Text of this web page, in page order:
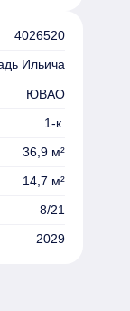
4026520
Ильича
ЮВАО
1-к.
36,9 м²
14,7 м²
8/21
2029